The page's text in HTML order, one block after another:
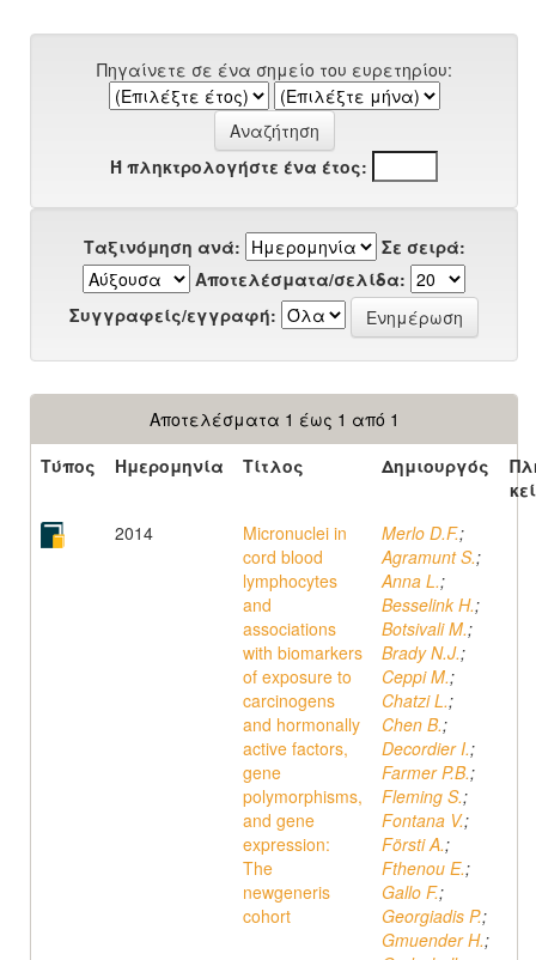
Πηγαίνετε σε ένα σημείο του ευρετηρίου:
Ή πληκτρολογήστε ένα έτος:
Ταξινόμηση ανά:
Σε σειρά:
Αποτελέσματα/σελίδα:
Συγγραφείς/εγγραφή:
Αποτελέσματα 1 έως 1 από 1
Τύπος
Ημερομηνία Τίτλος Δημιουργός
2014
Micronuclei in
cord blood
lymphocytes
and
associations
with biomarkers
of exposure to
carcinogens
and hormonally
active factors,
gene
polymorphisms,
and gene
expression:
The
newgeneris
cohort
Merlo D.F.;
Agramunt S.;
Anna L.;
Besselink H.;
Botsivali M.;
Brady N.J.;
Ceppi M.;
Chatzi L.;
Chen B.;
Decordier I.;
Farmer P.B.;
Fleming S.;
Fontana V.;
Försti A.;
Fthenou E.;
Gallo F.;
Georgiadis P.;
Gmuender H.;